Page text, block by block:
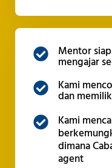
Mentor
mengajar
Kami
dan
Kami
dimana
agent